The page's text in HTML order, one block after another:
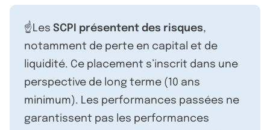
☝️Les SCPI présentent des risques,
notamment de perte en capital et de
liquidité. Ce placement s’inscrit dans une
perspective de long terme (10 ans
minimum). Les performances passées ne
garantissent pas les performances